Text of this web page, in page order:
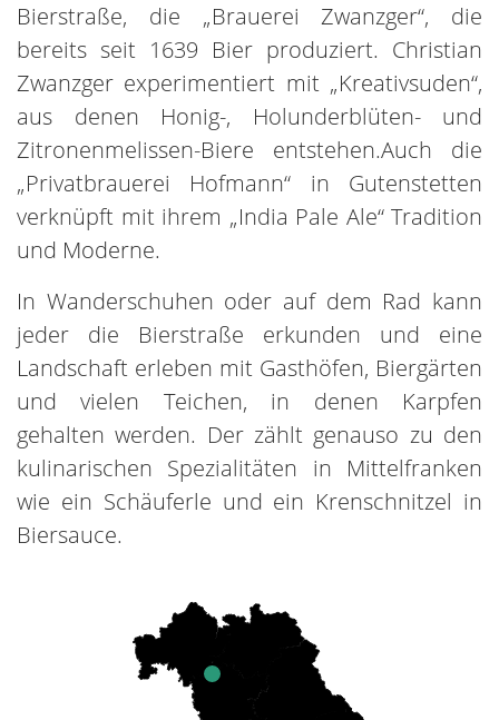
Bierstraße, die „Brauerei Zwanzger“, die
bereits seit 1639 Bier produziert. Christian
Zwanzger experimentiert mit „Kreativsuden“,
aus denen Honig-, Holunderblüten- und
Zitronenmelissen-Biere entstehen.Auch die
„Privatbrauerei Hofmann“ in Gutenstetten
verknüpft mit ihrem „India Pale Ale“ Tradition
und Moderne.
In Wanderschuhen oder auf dem Rad kann
jeder die Bierstraße erkunden und eine
Landschaft erleben mit Gasthöfen, Biergärten
und vielen Teichen, in denen Karpfen
gehalten werden. Der zählt genauso zu den
kulinarischen Spezialitäten in Mittelfranken
wie ein Schäuferle und ein Krenschnitzel in
Biersauce.